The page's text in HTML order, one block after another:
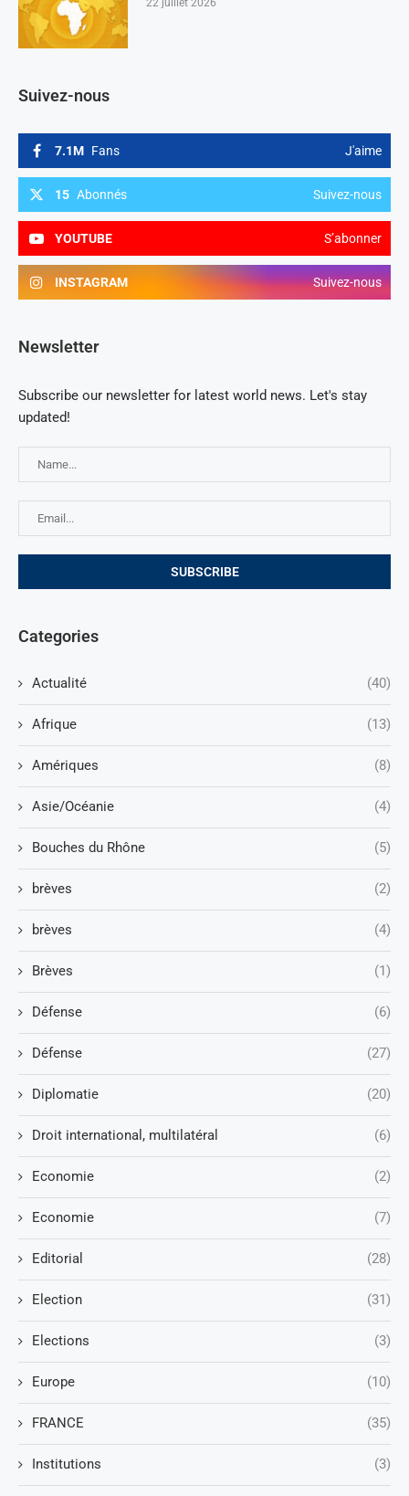
22 juillet 2026
Suivez-nous
7.1M Fans J'aime
15 Abonnés Suivez-nous
YOUTUBE S’abonner
INSTAGRAM Suivez-nous
Newsletter
Subscribe our newsletter for latest world news. Let's stay
updated!
Categories
Actualité (40)
Afrique (13)
Amériques (8)
Asie/Océanie (4)
Bouches du Rhône (5)
brèves (2)
brèves (4)
Brèves (1)
Défense (6)
Défense (27)
Diplomatie (20)
Droit international, multilatéral (6)
Economie (2)
Economie (7)
Editorial (28)
Election (31)
Elections (3)
Europe (10)
FRANCE (35)
Institutions (3)